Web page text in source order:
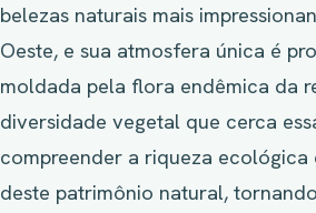
belezas naturais mais
Oeste, e sua atmosfera única é
moldada pela flora endêmica da
diversidade vegetal que cerca
compreender a riqueza ecológica
deste patrimônio natural,